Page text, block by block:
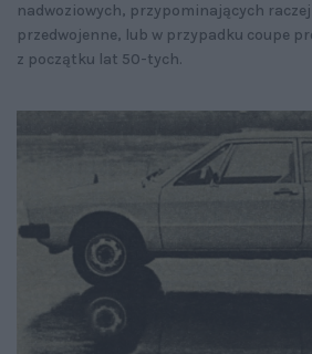
nadwoziowych, przypominających
przedwojenne, lub w przypadku coupe
z początku lat 50-tych.